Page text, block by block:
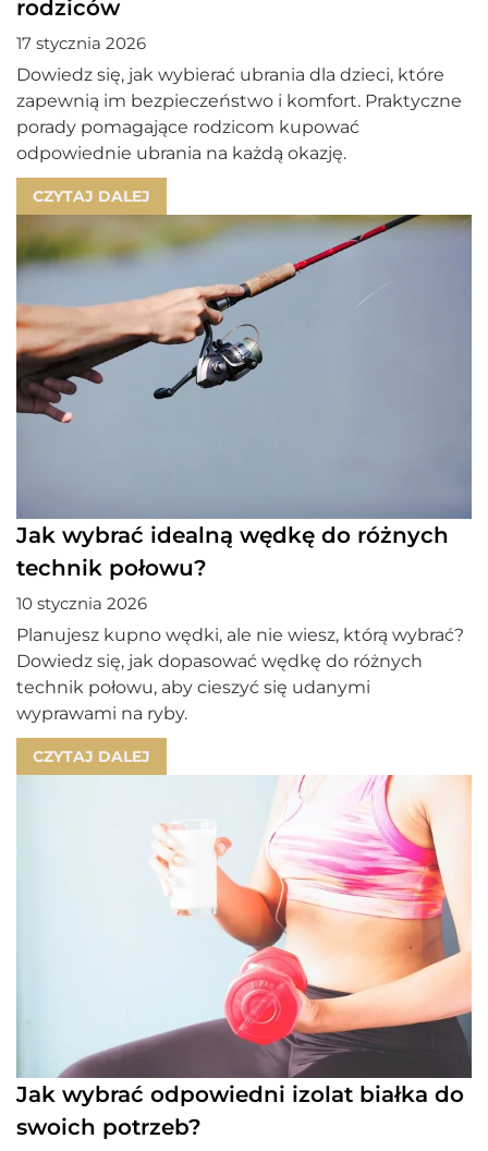
rodziców
17 stycznia 2026
Dowiedz się, jak wybierać ubrania dla dzieci, które
zapewnią im bezpieczeństwo i komfort. Praktyczne
porady pomagające rodzicom kupować
odpowiednie ubrania na każdą okazję.
CZYTAJ DALEJ
Jak wybrać idealną wędkę do różnych
technik połowu?
10 stycznia 2026
Planujesz kupno wędki, ale nie wiesz, którą wybrać?
Dowiedz się, jak dopasować wędkę do różnych
technik połowu, aby cieszyć się udanymi
wyprawami na ryby.
CZYTAJ DALEJ
Jak wybrać odpowiedni izolat białka do
swoich potrzeb?